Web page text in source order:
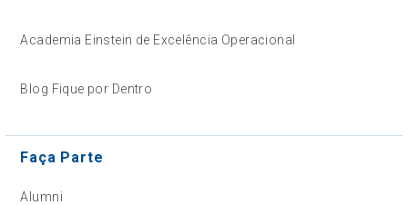
Academia Einstein de Excelência Operacional
Blog Fique por Dentro
Faça Parte
Alumni